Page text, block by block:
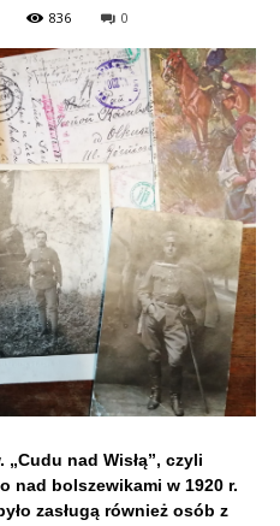
836 0
nad Wisłą”, czyli
nad bolszewikami w 1920 r.
zasługą również osób z